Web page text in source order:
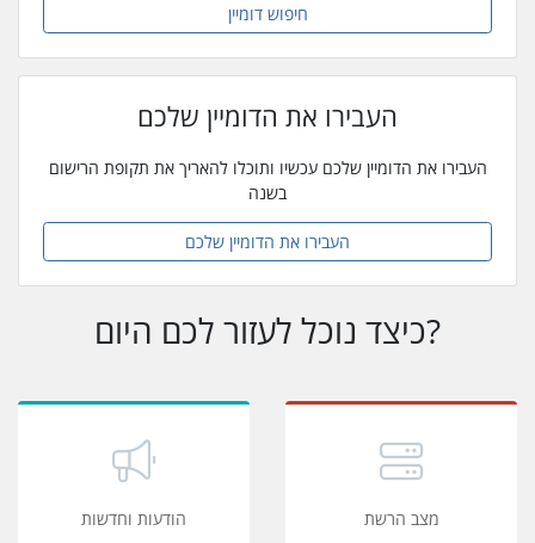
חיפוש דומיין
העבירו את הדומיין שלכם
העבירו את הדומיין שלכם עכשיו ותוכלו להאריך את תקופת הרישום
בשנה
העבירו את הדומיין שלכם
כיצד נוכל לעזור לכם היום?
הודעות וחדשות מצב הרשת